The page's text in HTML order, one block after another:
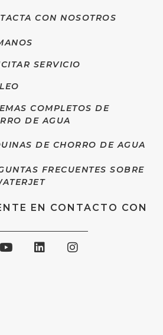
CON NOSOTROS
SERVICIO
COMPLETOS DE
DE AGUA
DE CHORRO DE AGUA
FRECUENTES SOBRE
EN CONTACTO CON